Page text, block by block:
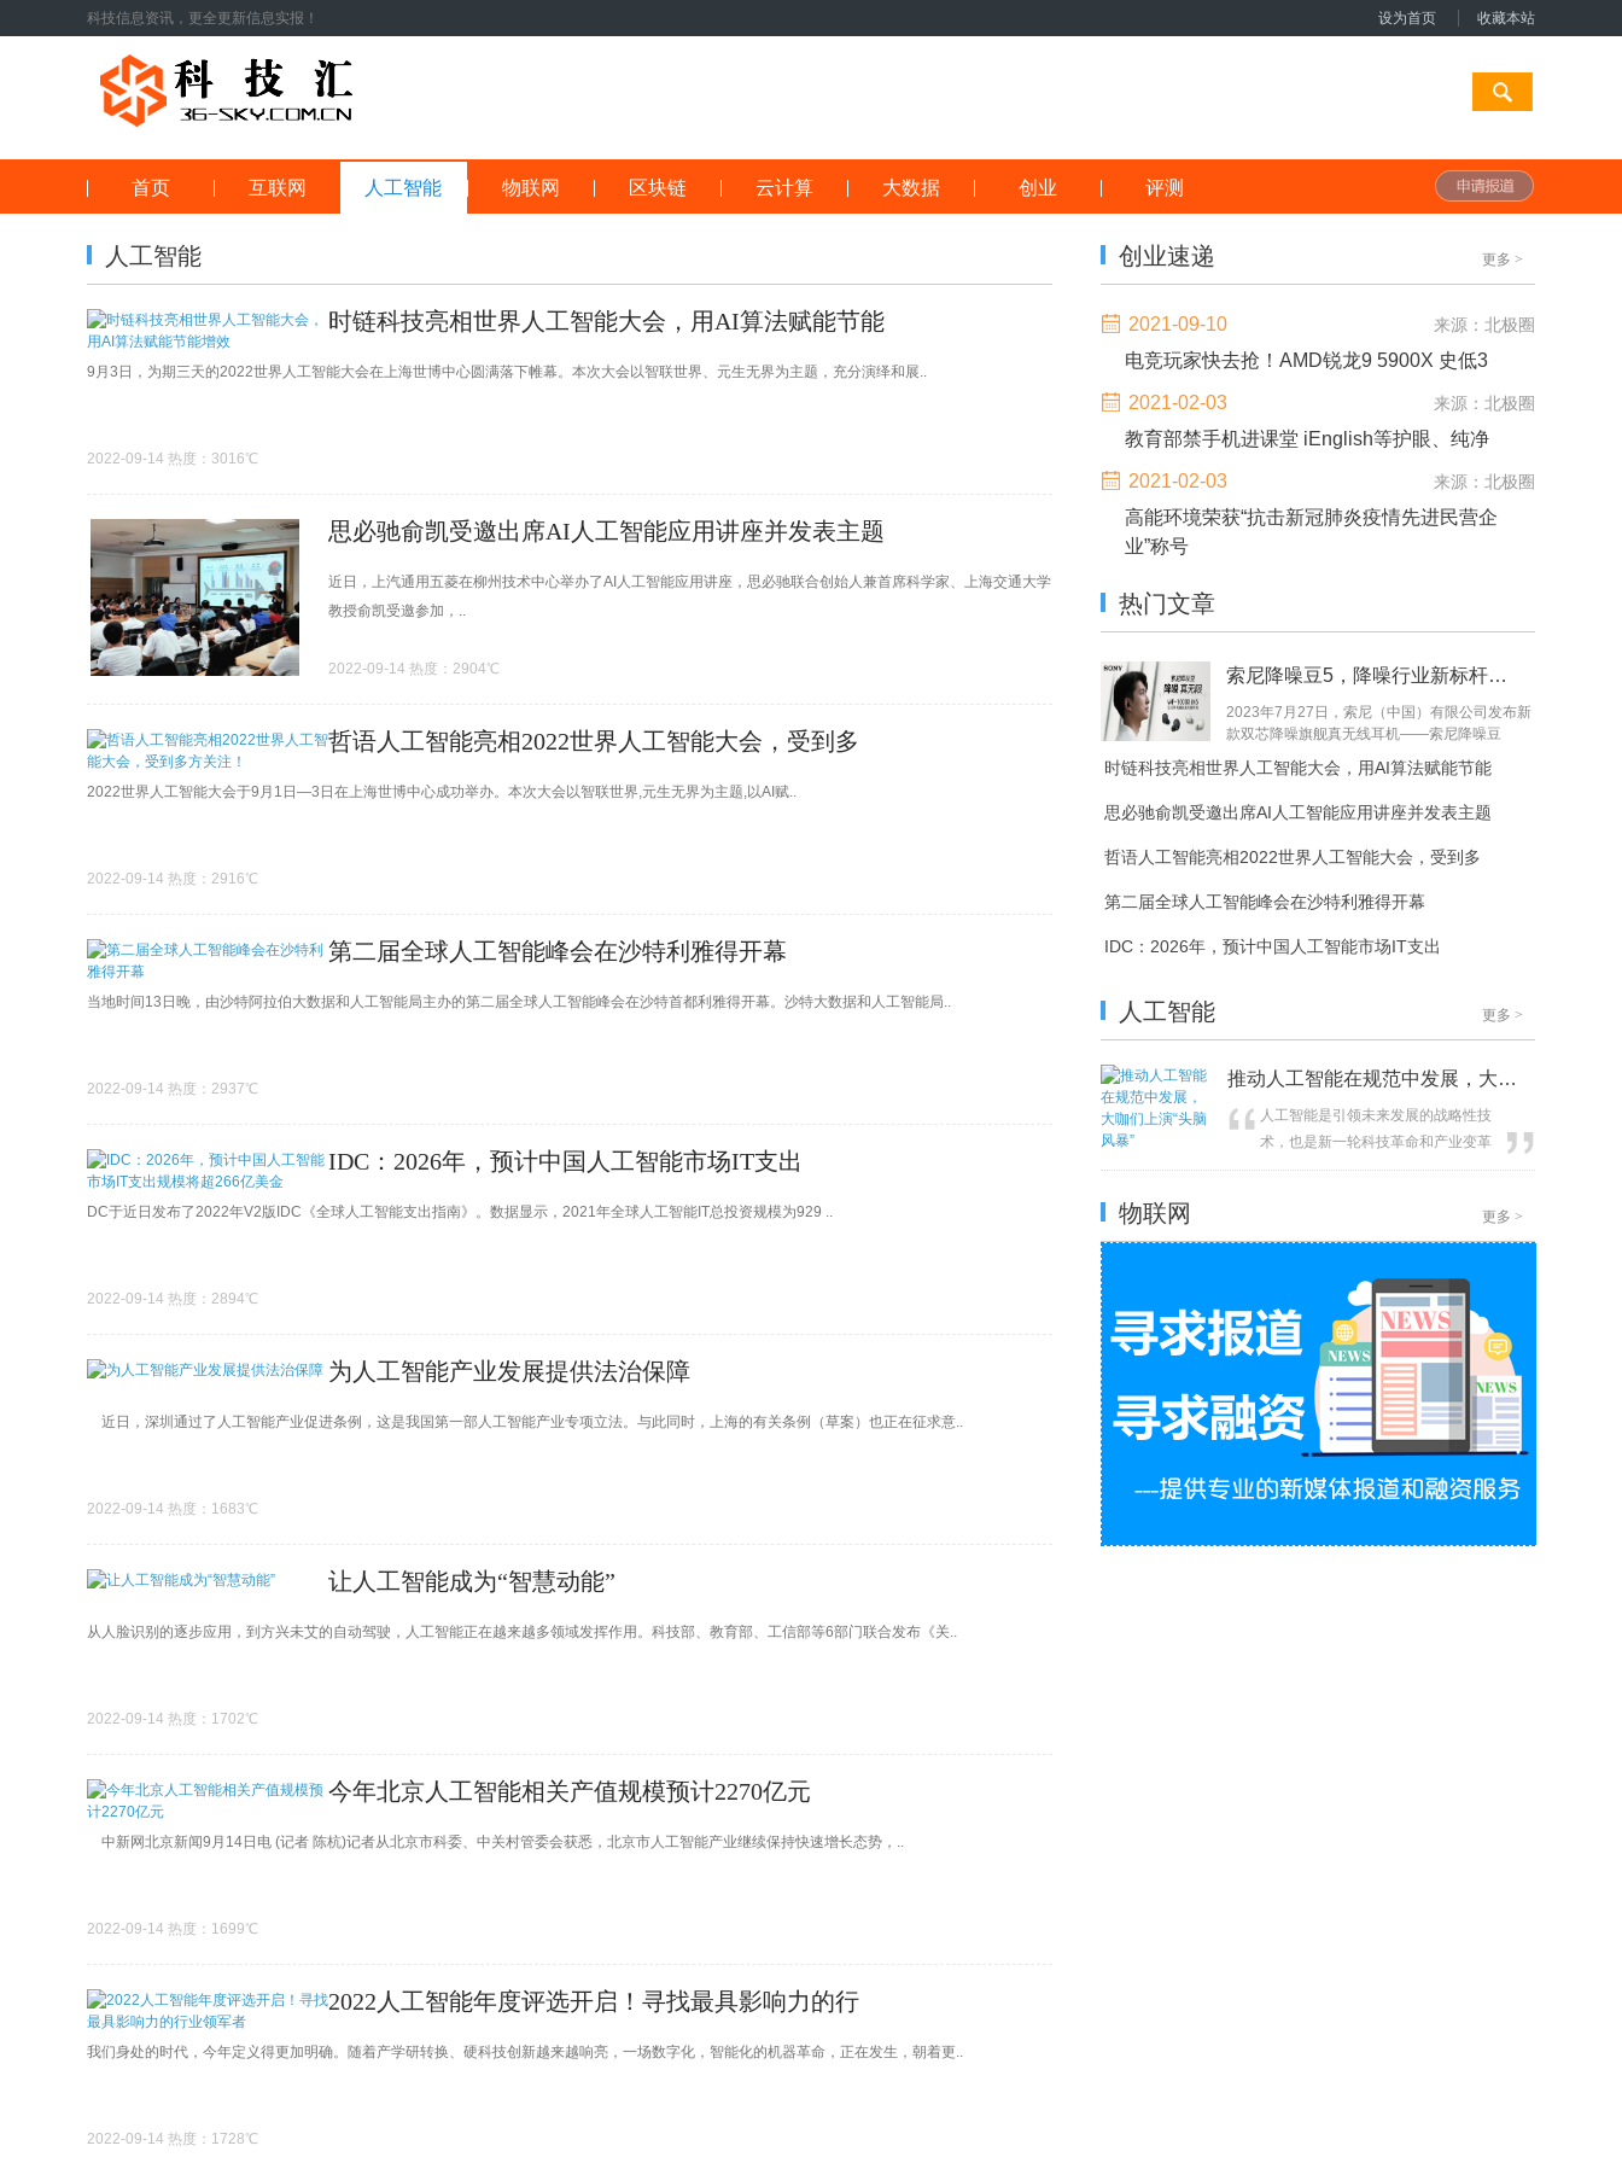
科技信息资讯，更全更新信息实报！ 设为首页 收藏本站
首页 互联网 人工智能 物联网 区块链 云计算 大数据 创业 评测
人工智能
时链科技亮相世界人工智能大会，用AI算法赋能节能
9月3日，为期三天的2022世界人工智能大会在上海世博中心圆满落下帷幕。本次大会以智联世界、元生无界为主题，充分演绎和展..
2022-09-14 热度：3016℃
思必驰俞凯受邀出席AI人工智能应用讲座并发表主题
近日，上汽通用五菱在柳州技术中心举办了AI人工智能应用讲座，思必驰联合创始人兼首席科学家、上海交通大学
教授俞凯受邀参加，..
2022-09-14 热度：2904℃
哲语人工智能亮相2022世界人工智能大会，受到多
2022世界人工智能大会于9月1日—3日在上海世博中心成功举办。本次大会以智联世界,元生无界为主题,以AI赋..
2022-09-14 热度：2916℃
第二届全球人工智能峰会在沙特利雅得开幕
当地时间13日晚，由沙特阿拉伯大数据和人工智能局主办的第二届全球人工智能峰会在沙特首都利雅得开幕。沙特大数据和人工智能局..
2022-09-14 热度：2937℃
IDC：2026年，预计中国人工智能市场IT支出
DC于近日发布了2022年V2版IDC《全球人工智能支出指南》。数据显示，2021年全球人工智能IT总投资规模为929 ..
2022-09-14 热度：2894℃
为人工智能产业发展提供法治保障
近日，深圳通过了人工智能产业促进条例，这是我国第一部人工智能产业专项立法。与此同时，上海的有关条例（草案）也正在征求意..
2022-09-14 热度：1683℃
让人工智能成为“智慧动能”
从人脸识别的逐步应用，到方兴未艾的自动驾驶，人工智能正在越来越多领域发挥作用。科技部、教育部、工信部等6部门联合发布《关..
2022-09-14 热度：1702℃
今年北京人工智能相关产值规模预计2270亿元
中新网北京新闻9月14日电 (记者 陈杭)记者从北京市科委、中关村管委会获悉，北京市人工智能产业继续保持快速增长态势，..
2022-09-14 热度：1699℃
2022人工智能年度评选开启！寻找最具影响力的行
我们身处的时代，今年定义得更加明确。随着产学研转换、硬科技创新越来越响亮，一场数字化，智能化的机器革命，正在发生，朝着更..
2022-09-14 热度：1728℃
创业速递 更多 >
2021-09-10 来源：北极圈
电竞玩家快去抢！AMD锐龙9 5900X 史低3
2021-02-03 来源：北极圈
教育部禁手机进课堂 iEnglish等护眼、纯净
2021-02-03 来源：北极圈
高能环境荣获“抗击新冠肺炎疫情先进民营企
业”称号
热门文章
索尼降噪豆5，降噪行业新标杆，只要1999元！
2023年7月27日，索尼（中国）有限公司发布新
款双芯降噪旗舰真无线耳机——索尼降噪豆
5（型号名：WF-...
时链科技亮相世界人工智能大会，用AI算法赋能节能
思必驰俞凯受邀出席AI人工智能应用讲座并发表主题
哲语人工智能亮相2022世界人工智能大会，受到多
第二届全球人工智能峰会在沙特利雅得开幕
IDC：2026年，预计中国人工智能市场IT支出
人工智能 更多 >
推动人工智能在规范中发展，大咖们上演“头脑风暴”
人工智能是引领未来发展的战略性技
术，也是新一轮科技革命和产业变革
的重要驱动力量。近日，一场立法征
物联网 更多 >